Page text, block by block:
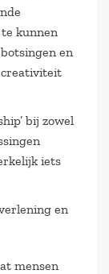
kunnen
en
bij zowel
iets
en
mensen